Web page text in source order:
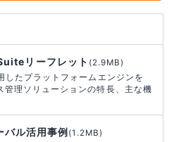
リーフレット (2.9MB)
したプラットフォームエンジンを
管理ソリューションの特長、主な機
ル活用事例(1.2MB)